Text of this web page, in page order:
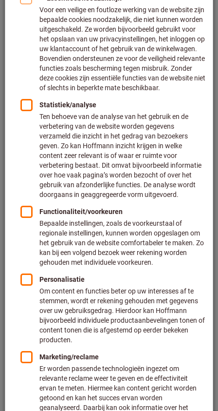
Klik om de afbeelding te vergroten
Prijs per 1 Stuk
Excl. verzendkosten
Klantspecifieke prijzen voor zakelijke klanten na
/ aanmelding.
Aan de winkelwagen toevoegen
Geschatte levertijd: 2-3 weken
Let op de langere levertijd en beperkt advies:
Doordat het niet tot ons hoofdassortiment behoort en